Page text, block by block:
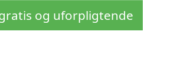
og uforpligtende